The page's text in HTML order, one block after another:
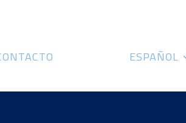
ESPAÑOL